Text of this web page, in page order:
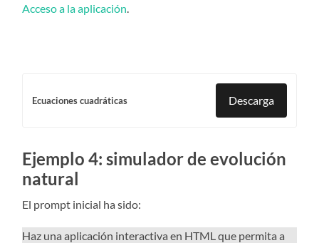
Acceso a la aplicación.
Ecuaciones cuadráticas Descarga
Ejemplo 4: simulador de evolución
natural
El prompt inicial ha sido:
Haz una aplicación interactiva en HTML que permita a